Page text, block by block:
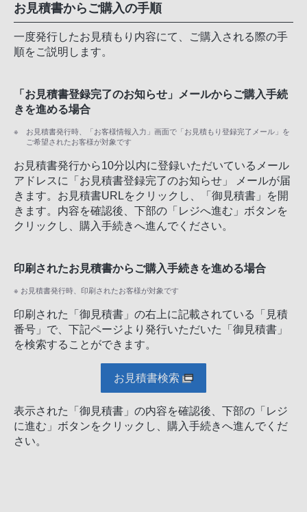
お見積書からご購入の手順
一度発行したお見積もり内容にて、ご購入される際の手
順をご説明します。
「お見積書登録完了のお知らせ」メールからご購入手続
きを進める場合
お見積書発行時、「お客様情報入力」画面で「お見積もり登録完了メール」を
ご希望されたお客様が対象です
お見積書発行から10分以内に登録いただいているメール
アドレスに「お見積書登録完了のお知らせ」 メールが届
きます。お見積書URLをクリックし、「御見積書」を開
きます。内容を確認後、下部の「レジへ進む」ボタンを
クリックし、購入手続きへ進んでください。
印刷されたお見積書からご購入手続きを進める場合
※ お見積書発行時、印刷されたお客様が対象です
印刷された「御見積書」の右上に記載されている「見積
番号」で、下記ページより発行いただいた「御見積書」
を検索することができます。
お見積書検索
表示された「御見積書」の内容を確認後、下部の「レジ
に進む」ボタンをクリックし、購入手続きへ進んでくだ
さい。